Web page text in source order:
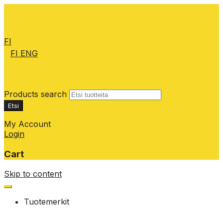
FI
FI ENG
Products search
Etsi
My Account
Login
Cart
Skip to content
Tuotemerkit